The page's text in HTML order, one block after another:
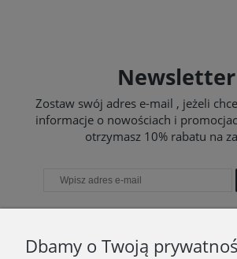
Newsletter
Zostaw swój adres e-mail , jeżeli
informacje o nowościach i
otrzymasz 10% rabatu na
Dbamy o Twoją